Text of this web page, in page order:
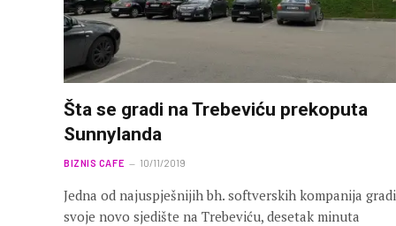
Šta se gradi na Trebeviću prekoputa
Sunnylanda
BIZNIS CAFE 10/11/2019
Jedna od najuspješnijih bh. softverskih kompanija gradi
svoje novo sjedište na Trebeviću, desetak minuta